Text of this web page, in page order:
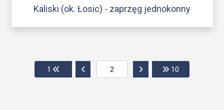
Kaliski (ok. Łosic) - zaprzęg jednokonny
1 Przejdź do pierwszej strony
Przejdź do poprzedniej strony
Przejdź do następnej
10